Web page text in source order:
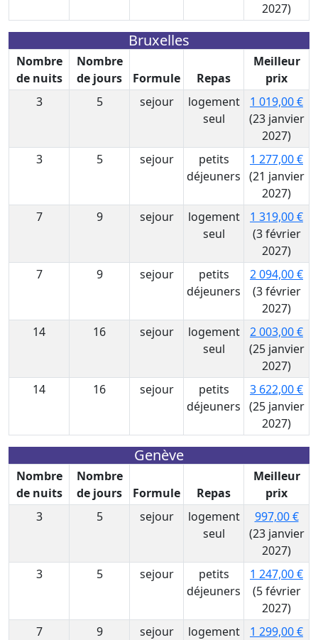
2027)
Bruxelles
Nombre
de nuits
Nombre
de jours
Formule Repas
Meilleur
prix
3
5 sejour
logement
seul
1 019,00 €
(23 janvier
2027)
3
5 sejour
petits
déjeuners
1 277,00 €
(21 janvier
2027)
7
9 sejour
logement
seul
1 319,00 €
(3 février
2027)
7
9 sejour
petits
déjeuners
2 094,00 €
(3 février
2027)
14
16 sejour
logement
seul
2 003,00 €
(25 janvier
2027)
14
16 sejour
petits
déjeuners
3 622,00 €
(25 janvier
2027)
Genève
Nombre
de nuits
Nombre
de jours
Formule Repas
Meilleur
prix
3
5 sejour
logement
seul
997,00 €
(23 janvier
2027)
3
5 sejour
petits
déjeuners
1 247,00 €
(5 février
2027)
7
9 sejour
logement
1 299,00 €